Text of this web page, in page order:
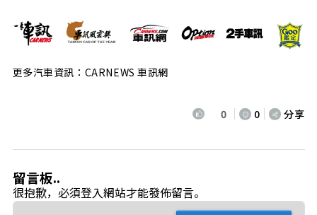
更多汽車資訊：CARNEWS 車訊網
0 0 分享
留言板..
很抱歉，必須登入網站才能發佈留言。